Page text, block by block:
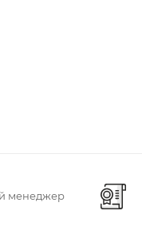
менеджер